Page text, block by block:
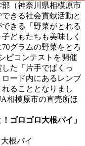
（神奈川県相模原市
きる社会貢献活動と
きる「野菜がとれる
どもたちも美味しく
グラムの野菜をとろ
ピコンテストを開催
た「片手でぱくっ
ード内にあるレンブ
ることとなりまし
相模原市の直売所ほ
ゴロゴロ大根パイ」
根パイ